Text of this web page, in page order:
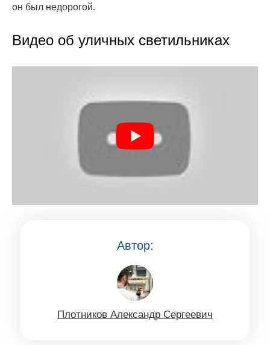
он был недорогой.
Видео об уличных светильниках
Автор:
Плoтникoв Aлeксaндр Сeргeeвич